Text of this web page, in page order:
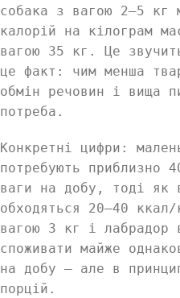
собака з вагою 2–5 кг
калорій на кілограм
вагою 35 кг. Це
це факт: чим менша
обмін речовин і вища
потреба.
Конкретні цифри:
потребують приблизно
ваги на добу, тоді як
обходяться 20–40
вагою 3 кг і лабрадор
споживати майже
на добу — але в
порцій.